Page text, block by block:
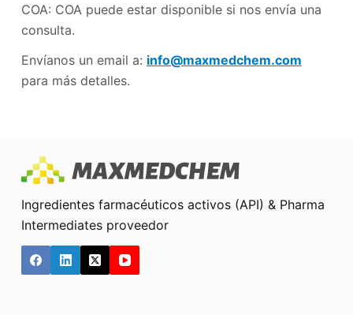
COA: COA puede estar disponible si nos envía una
consulta.
Envíanos un email a: info@maxmedchem.com
para más detalles.
Ingredientes farmacéuticos activos (API) & Pharma
Intermediates proveedor